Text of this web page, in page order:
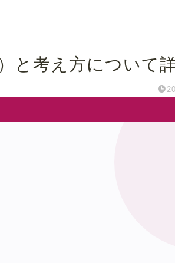
と考え方について